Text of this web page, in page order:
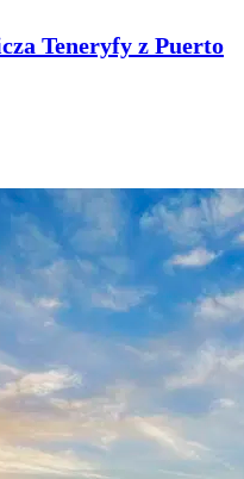
Teneryfy z Puerto